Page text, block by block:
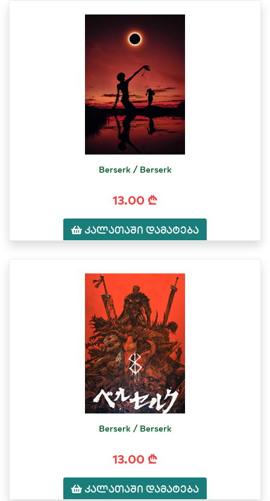
Berserk / Berserk
13.00 ₾
კალათაში დამატება
Berserk / Berserk
13.00 ₾
კალათაში დამატება